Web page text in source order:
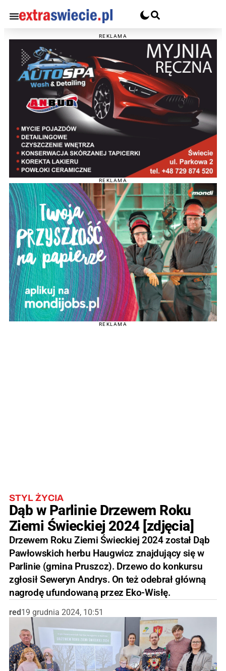
REKLAMA
REKLAMA
REKLAMA
STYL ŻYCIA
Dąb w Parlinie Drzewem Roku
Ziemi Świeckiej 2024 [zdjęcia]
Drzewem Roku Ziemi Świeckiej 2024 został Dąb
Pawłowskich herbu Haugwicz znajdujący się w
Parlinie (gmina Pruszcz). Drzewo do konkursu
zgłosił Seweryn Andrys. On też odebrał główną
nagrodę ufundowaną przez Eko-Wisłę.
red 19 grudnia 2024, 10:51